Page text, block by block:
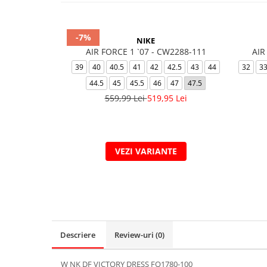
-7% NIKE
AIR FORCE 1 `07 - CW2288-111
39 40 40.5 41 42 42.5 43
44
44.5
45 45.5 46 47 47.5
559,99 Lei519,95 Lei
VEZI VARIANTE
32 33
Descriere Review-uri (0)
W NK DF VICTORY DRESS FQ1780-100